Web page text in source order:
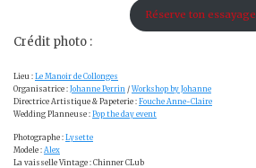
Réserve ton essayage
Crédit photo :
Lieu : Le Manoir de Collonges
Organisatrice : Johanne Perrin / Workshop by Johanne
Directrice Artistique & Papeterie : Fouche Anne-Claire
Wedding Planneuse : Pop the day event
Photographe : Lysette
Modele : Alex
La vaisselle Vintage : Chinner CLub